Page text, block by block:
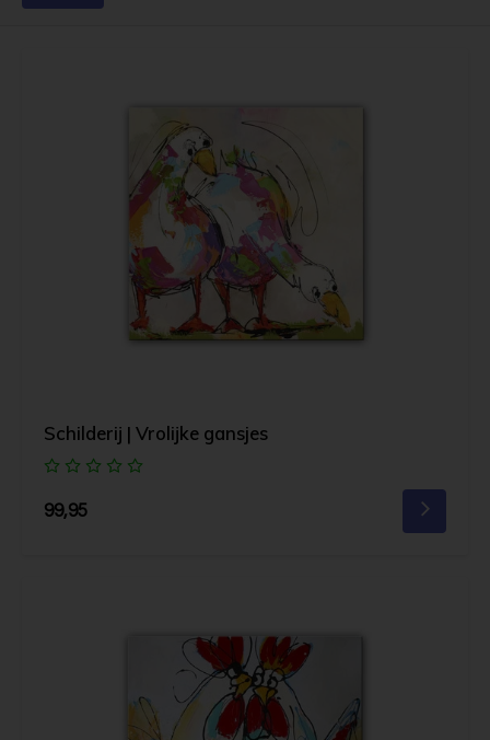
Schilderij | Vrolijke gansjes
99,95